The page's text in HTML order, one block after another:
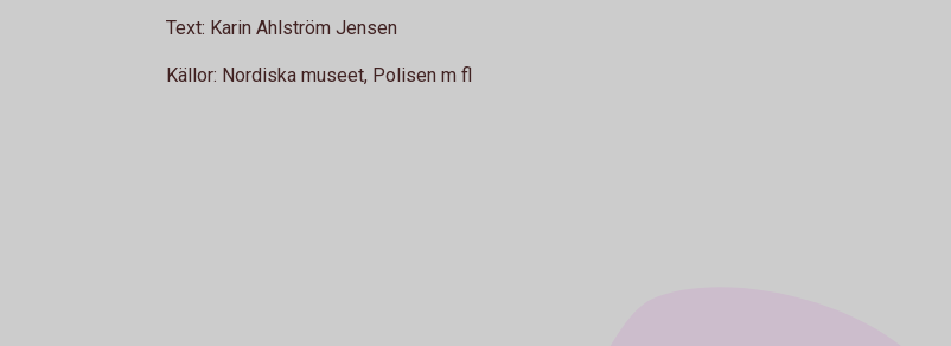
Text: Karin Ahlström Jensen
Källor: Nordiska museet, Polisen m fl